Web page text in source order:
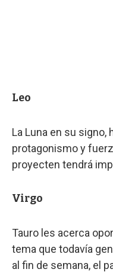
Leo
La Luna en su signo,
protagonismo y
proyecten tendrá
Virgo
Tauro les acerca
tema que todavía
al fin de semana, el